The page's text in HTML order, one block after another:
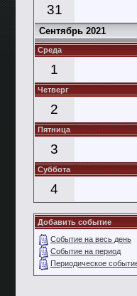
31
Сентябрь 2021
Среда
1
Четверг
2
Пятница
3
Суббота
4
Добавить событие
Событие на весь день
Событие на период
Периодическое